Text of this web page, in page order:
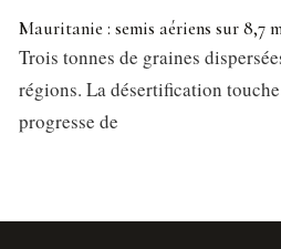
Mauritanie : semis aériens sur 8,7
Trois tonnes de graines
régions. La désertification
progresse de